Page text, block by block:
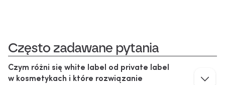
Często zadawane pytania
Czym różni się white label od private label
w kosmetykach i które rozwiązanie